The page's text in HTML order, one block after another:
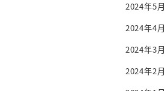
2024年5月
2024年4月
2024年3月
2024年2月